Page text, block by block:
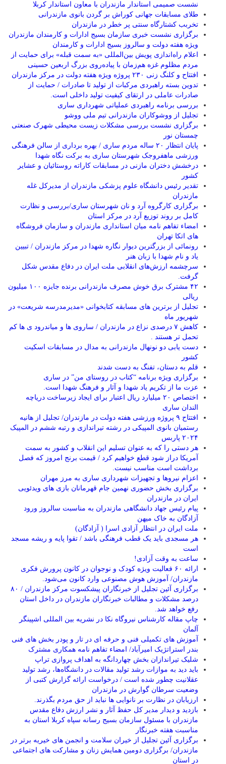
نشست صمیمی استاندار مازندران با معاون استاندار کربلا
طلای مسابقات جهانی کوراش بر گردن بانوی مازندرانی
تخربب کشتارگاه سنتی پر خطر در مازندران
برگزاری نشست خبری سازمان بسیج ادارات و کارمندان مازندران
ویژه هفته دولت و سالروز بسیج ادارات و کارمندان
اعلام راه‌اندازی پویش بین‌المللی «به سمت قبله» برای حمایت از
مردم مظلوم غزه هم‌زمان با پیاده‌روی بزرگ اربعین حسینی
افتتاح و کلنگ زنی ۲۳۰ پروژه ویژه هفته دولت در مرکز مازندران
تدوین بسته راهبردی مرکبات از تولید تا صادرات / حمایت از
صادرات عاملی در ارتقای کیفیت تولید داخلی است.
بررسی برنامه راهبردی عملیاتی شهرداری ساری
تجلیل از ووشوکاران مازندرانی تیم ملی ووشو
برگزاری نشست بررسی مشکلات زیست محیطی شهرک صنعتی
چمستان نور
پایان انتظار ۲۰ ساله مردم ساری / بهره برداری از سالن فرهنگی
ورزشی ماهفروجک شهرستان ساری به برکت نگاه شهدا
درخشش دختران مازنی در مسابقات کاراته روستائیان و عشایر
کشور
تقدیر رئیس دانشگاه علوم پزشکی مازندران از مدیرکل غله
مازندران
برگزاری کارگروه آرد و نان شهرستان ساری/بررسی و نظارت
کامل بر روند توزیع آرد در مرکز استان
امضاء تفاهم نامه میان استانداری مازندران و سازمان فروشگاه
های اتکا تهران
رونمائی از بزرگترین دیوار نگاره شهدا در مرکز مازندران / تبیین
یاد و نام شهدا با زبان هنر
سرچشمه ارزش‌های انقلابی ملت ایران در دفاع مقدس شکل
گرفت.
۴۲ مشترک برق خوش مصرف مازندرانی برنده جایزه ۱۰۰ میلیون
ریالی
تجلیل از برترین های مسابقه کتابخوانی «مدیرمدرسه شریعت» در
شهریور ماه
کاهش ۷ درصدی نزاع در مازندران / ساروی ها و میاندرود ی ها کم
تحمل تر هستند‌ .
دست یابی دو نونهال مازندرانی به مدال در مسابقات اسکیت
کشور
قلم به دستان، تفنگ به دست شدند
برگزاری ویژه برنامه “کتاب در روستای من” در ساری
عزت ما از تکریم یاد شهدا و آثار و فرهنگ شهدا است.
اختصاص ۲۰ میلیارد ریال اعتبار برای ایجاد زیرساخت دریاچه
الندان ساری
افتتاح ۹ پروژه ورزشی هفته دولت در مازندران/ تجلیل از هانیه
رستمیان بانوی المپیکی در رشته تیراندازی و رتبه ششم در المپیک
۲۰۲۴ پاربس
هر دستی را که به عنوان تسلیم این انقلاب و کشور به سمت
آمريکا دراز شود قطع خواهیم کرد / قیمت برنج امروز که فصل
برداشت است مناسب نیست.
اعزام نیروها و تجهیزات شهرداری ساری به مرز مهران
برگزاری بخش حضوری نهمین جام قهرمانان بازی های ویدئویی
ایران در مازندران
پیام رئیس جهاد دانشگاهی مازندران به مناسبت سالروز ورود
آزادگان به خاک میهن
ملت ایران در انتظار آزادی اسرا ( آزادگان)
هر مسجدی باید یک قطب فرهنگی باشد / تقوا پایه و ریشه مسجد
است
ساعت به وقت آزادی!
ارائه ۶۰ فعالیت ویژه کودک و نوجوان در کانون پرورش فکری
مازندران/ آموزش هوش مصنوعی وارد کانون می‌شود.
برگزاری آئین تجلیل از خبرنگاران پیشکسوت مرکز مازندران / ۸۰
درصد مشکلات و مطالبات خبرنگاران مازندران در داخل استان
رفع خواهد شد.
چاپ مقاله کارشناس نيروگاه نكا در نشریه بین المللی اشپینگر
آلمان
آموزش های تکمیلی فنی و حرفه ای در تار و پودر بخش های فنی
بندر استراتژیک امیرآباد/ امضاء تفاهم نامه همکاری مشترک
شلیک تیراندازان بخش چهاردانگه به اهداف پروازی تراپ
باید دید به موازات رشد تولید مقالات در دانشگاه‌ها، رشد تولید
عقلانیت چطور شده است / درخواست ارائه گزارش کتبی از
وضعیت سرطان گوارش در مازندران
ارزیابان در نظارت بر نانوایی ها نباید از حق مردم بگذرند.
بازدید و دیدار مدیر کل حفظ آثار و نشر ارزش دفاع مقدس
مازندران با مسئول سازمان بسیج رسانه سپاه کربلا استان به
مناسبت هفته خبرنگار
برگزاری آئین تجلیل از خیران سلامت و انجمن های خیریه برتر در
مازندران/ برگزاری دومین همایش زنان و مشارکت های اجتماعی
در استان